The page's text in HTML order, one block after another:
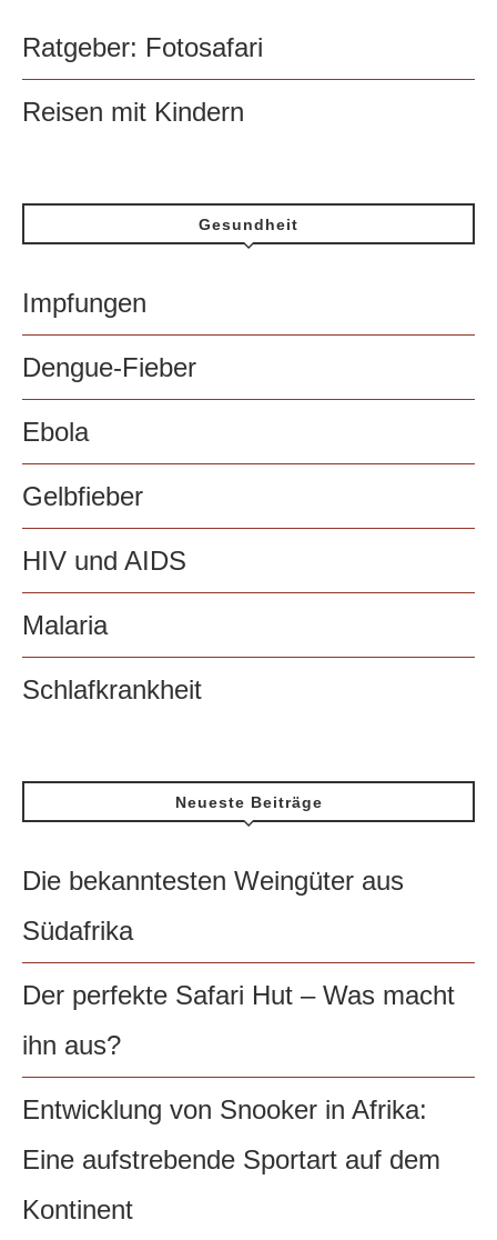
Ratgeber: Fotosafari
Reisen mit Kindern
Gesundheit
Impfungen
Dengue-Fieber
Ebola
Gelbfieber
HIV und AIDS
Malaria
Schlafkrankheit
Neueste Beiträge
Die bekanntesten Weingüter aus
Südafrika
Der perfekte Safari Hut – Was macht
ihn aus?
Entwicklung von Snooker in Afrika:
Eine aufstrebende Sportart auf dem
Kontinent